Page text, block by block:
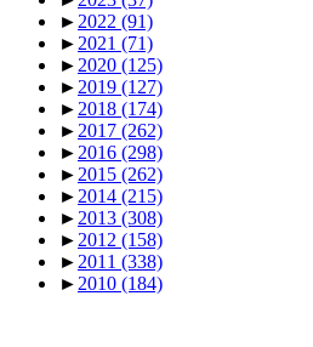
► 2022 (91)
► 2021 (71)
► 2020 (125)
► 2019 (127)
► 2018 (174)
► 2017 (262)
► 2016 (298)
► 2015 (262)
► 2014 (215)
► 2013 (308)
► 2012 (158)
► 2011 (338)
► 2010 (184)